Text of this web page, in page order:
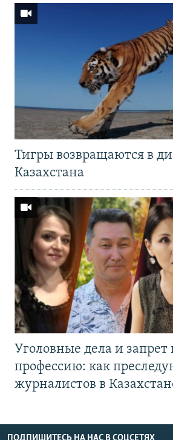
Тигры возвращаются в
Казахстана
Уголовные дела и запрет
профессию: как
журналистов в